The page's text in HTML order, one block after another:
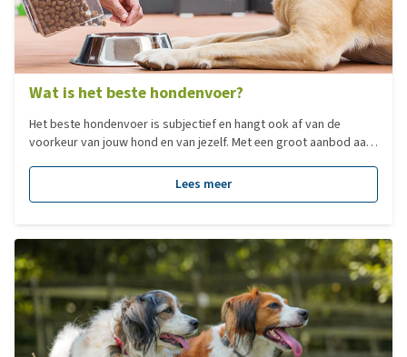
Wat is het beste hondenvoer?
Het beste hondenvoer is subjectief en hangt ook af van de
voorkeur van jouw hond en van jezelf. Met een groot aanbod aan
gemaakt van de populairste voedingen per categorie!
Lees meer